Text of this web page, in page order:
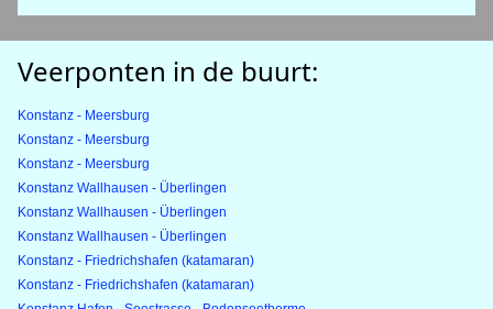
Veerponten in de buurt:
Konstanz - Meersburg
Konstanz - Meersburg
Konstanz - Meersburg
Konstanz Wallhausen - Überlingen
Konstanz Wallhausen - Überlingen
Konstanz Wallhausen - Überlingen
Konstanz - Friedrichshafen (katamaran)
Konstanz - Friedrichshafen (katamaran)